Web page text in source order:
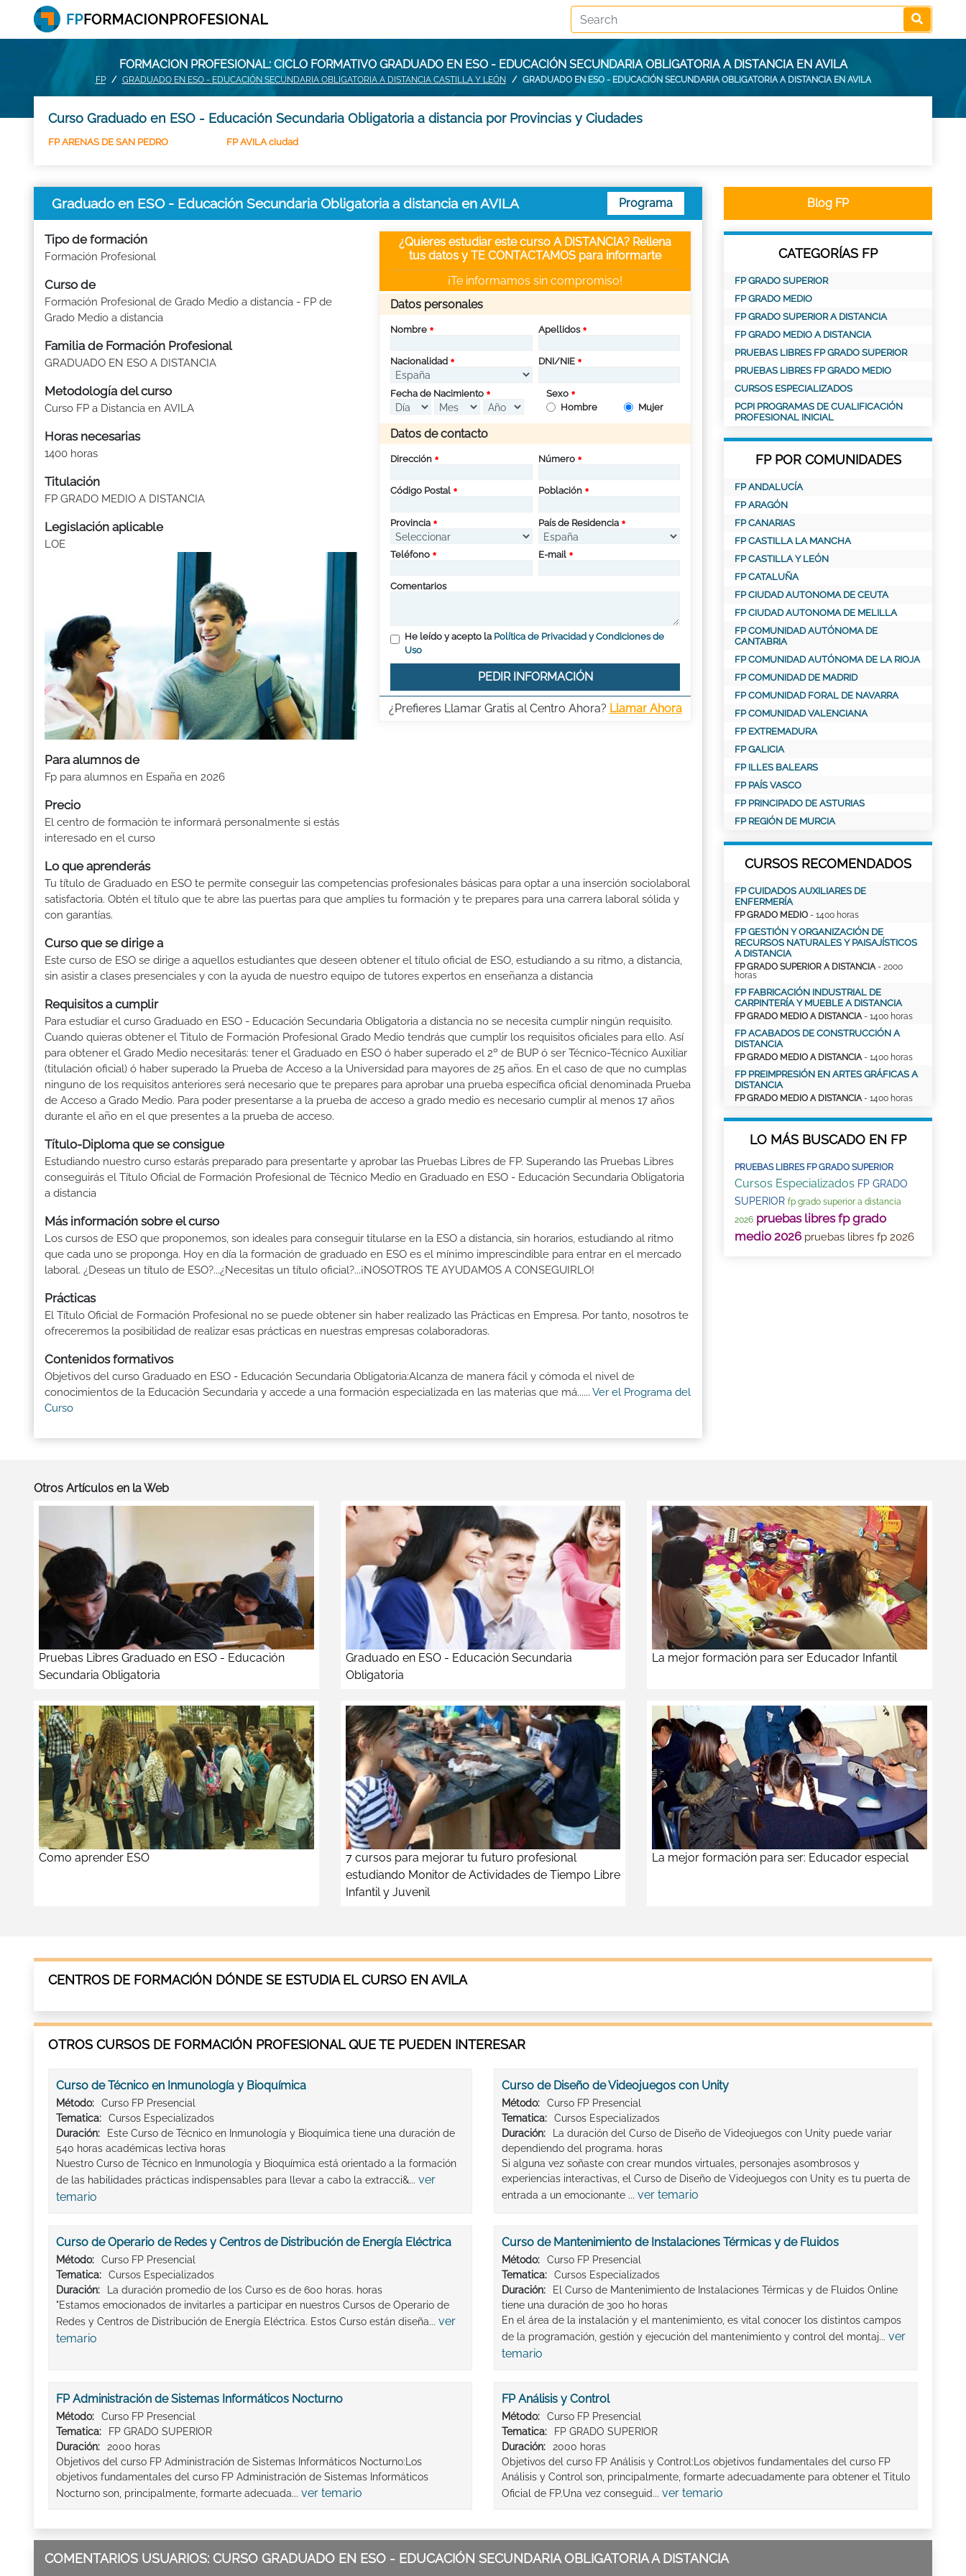
FORMACION PROFESIONAL: CICLO FORMATIVO GRADUADO EN ESO - EDUCACIÓN SECUNDARIA OBLIGATORIA A DISTANCIA EN AVILA
FP GRADUADO EN ESO - EDUCACIÓN SECUNDARIA OBLIGATORIA A DISTANCIA CASTILLA Y LEÓN GRADUADO EN ESO - EDUCACIÓN SECUNDARIA OBLIGATORIA A DISTANCIA EN AVILA
Curso Graduado en ESO - Educación Secundaria Obligatoria a distancia por Provincias y Ciudades
FP ARENAS DE SAN PEDRO FP AVILA ciudad
Graduado en ESO - Educación Secundaria Obligatoria a distancia en AVILA Programa
Tipo de formación
Formación Profesional
Curso de
Formación Profesional de Grado Medio a distancia - FP de
Grado Medio a distancia
Familia de Formación Profesional
GRADUADO EN ESO A DISTANCIA
Metodología del curso
Curso FP a Distancia en AVILA
Horas necesarias
1400 horas
Titulación
FP GRADO MEDIO A DISTANCIA
Legislación aplicable
LOE
Para alumnos de
Fp para alumnos en España en 2026
Precio
El centro de formación te informará personalmente si estás
interesado en el curso
¿Quieres estudiar este curso A DISTANCIA? Rellena
tus datos y TE CONTACTAMOS para informarte
¡Te informamos sin compromiso!
Datos personales
Nombre Apellidos
Nacionalidad DNI/NIE
Fecha de Nacimiento
Sexo
Hombre
Mujer
Datos de contacto
Dirección Número
Código Postal Población
Provincia País de Residencia
Teléfono E-mail
Comentarios
He leído y acepto la Política de Privacidad y Condiciones de
Uso
PEDIR INFORMACIÓN
¿Prefieres Llamar Gratis al Centro Ahora? Llamar Ahora
Lo que aprenderás
Tu título de Graduado en ESO te permite conseguir las competencias profesionales básicas para optar a una inserción sociolaboral
satisfactoria. Obtén el título que te abre las puertas para que amplíes tu formación y te prepares para una carrera laboral sólida y
con garantías.
Curso que se dirige a
Este curso de ESO se dirige a aquellos estudiantes que deseen obtener el título oficial de ESO, estudiando a su ritmo, a distancia,
sin asistir a clases presenciales y con la ayuda de nuestro equipo de tutores expertos en enseñanza a distancia
Requisitos a cumplir
Para estudiar el curso Graduado en ESO - Educación Secundaria Obligatoria a distancia no se necesita cumplir ningún requisito.
Cuando quieras obtener el Titulo de Formación Profesional Grado Medio tendrás que cumplir los requisitos oficiales para ello. Así
para obtener el Grado Medio necesitarás: tener el Graduado en ESO ó haber superado el 2º de BUP ó ser Técnico-Técnico Auxiliar
(titulación oficial) ó haber superado la Prueba de Acceso a la Universidad para mayores de 25 años. En el caso de que no cumplas
ninguno de los requisitos anteriores será necesario que te prepares para aprobar una prueba específica oficial denominada Prueba
de Acceso a Grado Medio. Para poder presentarse a la prueba de acceso a grado medio es necesario cumplir al menos 17 años
durante el año en el que presentes a la prueba de acceso.
Título-Diploma que se consigue
Estudiando nuestro curso estarás preparado para presentarte y aprobar las Pruebas Libres de FP. Superando las Pruebas Libres
conseguirás el Título Oficial de Formación Profesional de Técnico Medio en Graduado en ESO - Educación Secundaria Obligatoria
a distancia
Más información sobre el curso
Los cursos de ESO que proponemos, son ideales para conseguir titularse en la ESO a distancia, sin horarios, estudiando al ritmo
que cada uno se proponga. Hoy en día la formación de graduado en ESO es el mínimo imprescindible para entrar en el mercado
laboral. ¿Deseas un título de ESO?...¿Necesitas un título oficial?...¡NOSOTROS TE AYUDAMOS A CONSEGUIRLO!
Prácticas
El Título Oficial de Formación Profesional no se puede obtener sin haber realizado las Prácticas en Empresa. Por tanto, nosotros te
ofreceremos la posibilidad de realizar esas prácticas en nuestras empresas colaboradoras.
Contenidos formativos
Objetivos del curso Graduado en ESO - Educación Secundaria Obligatoria:Alcanza de manera fácil y cómoda el nivel de
conocimientos de la Educación Secundaria y accede a una formación especializada en las materias que má...... Ver el Programa del
Curso
Blog FP
CATEGORÍAS FP
FP GRADO SUPERIOR
FP GRADO MEDIO
FP GRADO SUPERIOR A DISTANCIA
FP GRADO MEDIO A DISTANCIA
PRUEBAS LIBRES FP GRADO SUPERIOR
PRUEBAS LIBRES FP GRADO MEDIO
CURSOS ESPECIALIZADOS
PCPI PROGRAMAS DE CUALIFICACIÓN
PROFESIONAL INICIAL
FP POR COMUNIDADES
FP ANDALUCÍA
FP ARAGÓN
FP CANARIAS
FP CASTILLA LA MANCHA
FP CASTILLA Y LEÓN
FP CATALUÑA
FP CIUDAD AUTONOMA DE CEUTA
FP CIUDAD AUTONOMA DE MELILLA
FP COMUNIDAD AUTÓNOMA DE
CANTABRIA
FP COMUNIDAD AUTÓNOMA DE LA RIOJA
FP COMUNIDAD DE MADRID
FP COMUNIDAD FORAL DE NAVARRA
FP COMUNIDAD VALENCIANA
FP EXTREMADURA
FP GALICIA
FP ILLES BALEARS
FP PAÍS VASCO
FP PRINCIPADO DE ASTURIAS
FP REGIÓN DE MURCIA
CURSOS RECOMENDADOS
FP CUIDADOS AUXILIARES DE
ENFERMERÍA
FP GRADO MEDIO - 1400 horas
FP GESTIÓN Y ORGANIZACIÓN DE
RECURSOS NATURALES Y PAISAJÍSTICOS
A DISTANCIA
FP GRADO SUPERIOR A DISTANCIA- 2000
horas
FP FABRICACIÓN INDUSTRIAL DE
CARPINTERÍA Y MUEBLE A DISTANCIA
FP GRADO MEDIO A DISTANCIA- 1400 horas
FP ACABADOS DE CONSTRUCCIÓN A
DISTANCIA
FP GRADO MEDIO A DISTANCIA- 1400 horas
FP PREIMPRESIÓN EN ARTES GRÁFICAS A
DISTANCIA
FP GRADO MEDIO A DISTANCIA- 1400 horas
LO MÁS BUSCADO EN FP
PRUEBAS LIBRES FP GRADO SUPERIOR
Cursos Especializados FP GRADO
SUPERIOR fp grado superior a distancia
2026 pruebas libres fp grado
medio 2026 pruebas libres fp 2026
Otros Artículos en la Web
Pruebas Libres Graduado en ESO - Educación
Secundaria Obligatoria
Graduado en ESO - Educación Secundaria
Obligatoria
La mejor formación para ser Educador Infantil
Como aprender ESO
7 cursos para mejorar tu futuro profesional
estudiando Monitor de Actividades de Tiempo Libre
Infantil y Juvenil
La mejor formación para ser: Educador especial
CENTROS DE FORMACIÓN DÓNDE SE ESTUDIA EL CURSO EN AVILA
OTROS CURSOS DE FORMACIÓN PROFESIONAL QUE TE PUEDEN INTERESAR
Curso de Técnico en Inmunología y Bioquímica
Método:
Curso FP Presencial
Tematica:
Cursos Especializados
Duración:
Este Curso de Técnico en Inmunología y Bioquímica tiene una duración de
540 horas académicas lectiva horas
Nuestro Curso de Técnico en Inmunología y Bioquímica está orientado a la formación
de las habilidades prácticas indispensables para llevar a cabo la extracci&... ver
temario
Curso de Diseño de Videojuegos con Unity
Método:
Curso FP Presencial
Tematica:
Cursos Especializados
Duración:
La duración del Curso de Diseño de Videojuegos con Unity puede variar
dependiendo del programa. horas
Si alguna vez soñaste con crear mundos virtuales, personajes asombrosos y
experiencias interactivas, el Curso de Diseño de Videojuegos con Unity es tu puerta de
entrada a un emocionante ... ver temario
Curso de Operario de Redes y Centros de Distribución de Energía Eléctrica
Método:
Curso FP Presencial
Tematica:
Cursos Especializados
Duración:
La duración promedio de los Curso es de 600 horas. horas
"Estamos emocionados de invitarles a participar en nuestros Cursos de Operario de
Redes y Centros de Distribución de Energía Eléctrica. Estos Curso están diseña... ver
temario
Curso de Mantenimiento de Instalaciones Térmicas y de Fluidos
Método:
Curso FP Presencial
Tematica:
Cursos Especializados
Duración:
El Curso de Mantenimiento de Instalaciones Térmicas y de Fluidos Online
tiene una duración de 300 ho horas
En el área de la instalación y el mantenimiento, es vital conocer los distintos campos
de la programación, gestión y ejecución del mantenimiento y control del montaj... ver
temario
FP Administración de Sistemas Informáticos Nocturno
Método:
Curso FP Presencial
Tematica:
FP GRADO SUPERIOR
Duración:
2000 horas
Objetivos del curso FP Administración de Sistemas Informáticos Nocturno:Los
objetivos fundamentales del curso FP Administración de Sistemas Informáticos
Nocturno son, principalmente, formarte adecuada... ver temario
FP Análisis y Control
Método:
Curso FP Presencial
Tematica:
FP GRADO SUPERIOR
Duración:
2000 horas
Objetivos del curso FP Análisis y Control:Los objetivos fundamentales del curso FP
Análisis y Control son, principalmente, formarte adecuadamente para obtener el Titulo
Oficial de FP.Una vez conseguid... ver temario
COMENTARIOS USUARIOS: CURSO GRADUADO EN ESO - EDUCACIÓN SECUNDARIA OBLIGATORIA A DISTANCIA